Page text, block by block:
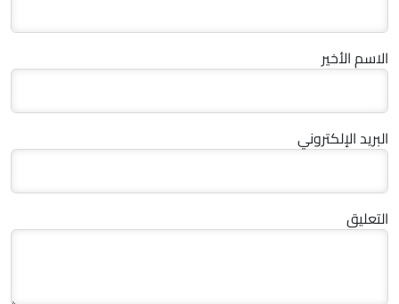
الاسم الأخير
البريد الإلكتروني
التعليق